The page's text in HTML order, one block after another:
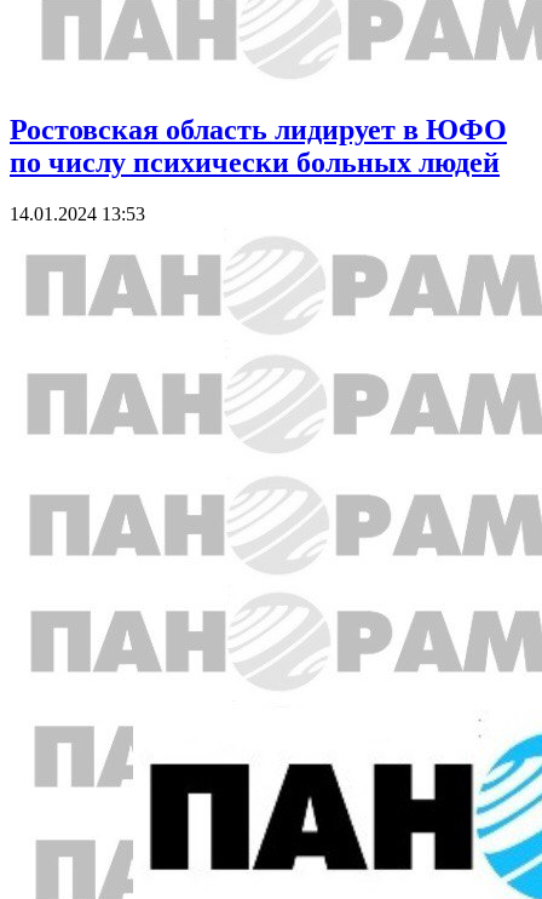
Ростовская область лидирует в ЮФО
по числу психически больных людей
14.01.2024 13:53